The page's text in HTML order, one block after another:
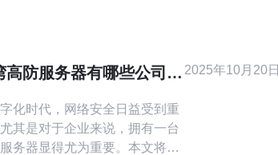
亚太地区的Ping与丢包情况。选择
高防服务器有哪些公司在
化时代，网络安全日益受到重
其是对于企业来说，拥有一台
务器显得尤为重要。本文将探
2025年10月20日